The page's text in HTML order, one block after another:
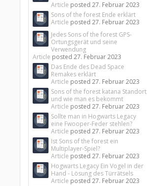
Article posted27. Februar 2023
Sons of the forest Ende erklärt
Article posted27. Februar 2023
Jedes Sons of the forest GPS-
Ortungsgerät und seine
Verwendung
Article posted27. Februar 2023
Das Ende des Dead Space
Remakes erklärt
Article posted27. Februar 2023
Sons of the forest katana Standort
und wie man es bekommt
Article posted27. Februar 2023
Sollte man in Hogwarts Legacy
eine Fwooper-Feder stehlen?
Article posted27. Februar 2023
Ist Sons of the forest ein
Multiplayer-Spiel?
Article posted27. Februar 2023
Hogwarts Legacy Ein Vogel in der
Hand - Lösung des Türrätsels
Article posted27. Februar 2023